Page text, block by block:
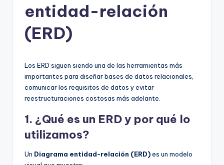
S
o
entidad-relación
(ERD)
Los ERD siguen siendo una de las herramientas más
importantes para diseñar bases de datos relacionales,
comunicar los requisitos de datos y evitar
reestructuraciones costosas más adelante.
1. ¿Qué es un ERD y por qué lo
utilizamos?
Un Diagrama entidad-relación (ERD)es un modelo